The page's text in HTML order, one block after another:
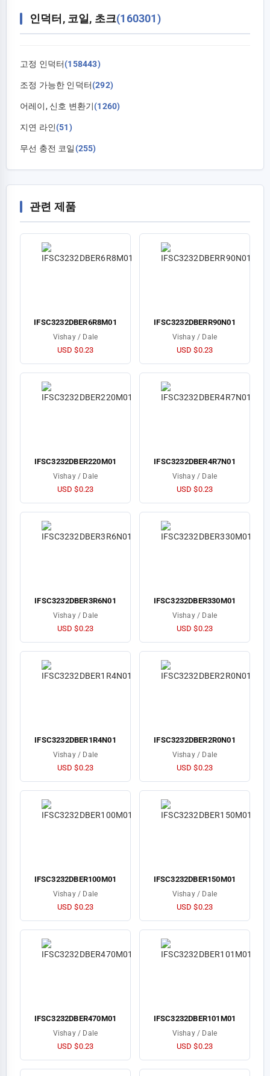
인덕터, 코일, 초크(160301)
고정 인덕터(158443)
조정 가능한 인덕터(292)
어레이, 신호 변환기(1260)
지연 라인(51)
무선 충전 코일 (255)
관련 제품
IFSC3232DBER6R8M01
Vishay / Dale
USD $0.23
IFSC3232DBERR90N01
Vishay / Dale
USD $0.23
IFSC3232DBER220M01
Vishay / Dale
USD $0.23
IFSC3232DBER4R7N01
Vishay / Dale
USD $0.23
IFSC3232DBER3R6N01
Vishay / Dale
USD $0.23
IFSC3232DBER330M01
Vishay / Dale
USD $0.23
IFSC3232DBER1R4N01
Vishay / Dale
USD $0.23
IFSC3232DBER2R0N01
Vishay / Dale
USD $0.23
IFSC3232DBER100M01
Vishay / Dale
USD $0.23
IFSC3232DBER150M01
Vishay / Dale
USD $0.23
IFSC3232DBER470M01
Vishay / Dale
USD $0.23
IFSC3232DBER101M01
Vishay / Dale
USD $0.23